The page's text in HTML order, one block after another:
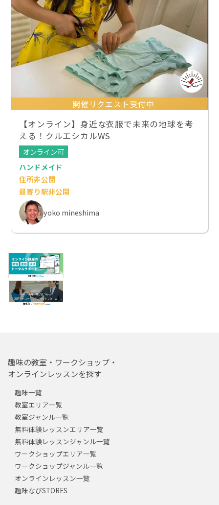
開催リクエスト受付中
【オンライン】身近な衣服で未来の地球を考
える！クルエシカルWS
オンライン可
ハンドメイド
住所非公開
最寄り駅非公開
yoko mineshima
趣味の教室・ワークショップ・
オンラインレッスンを探す
趣味一覧
教室エリア一覧
教室ジャンル一覧
無料体験レッスンエリア一覧
無料体験レッスンジャンル一覧
ワークショップエリア一覧
ワークショップジャンル一覧
オンラインレッスン一覧
趣味なびSTORES